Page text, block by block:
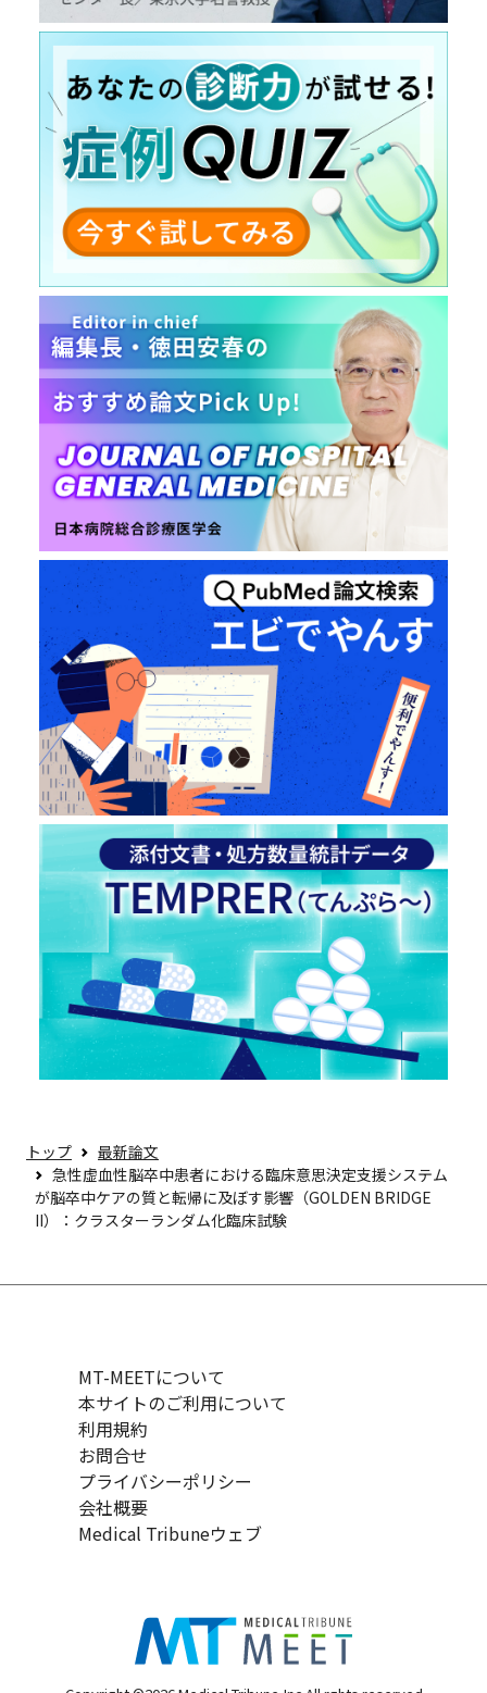
トップ
最新論文
急性虚血性脳卒中患者における臨床意思決定支援システム
が脳卒中ケアの質と転帰に及ぼす影響（GOLDEN BRIDGE
II）：クラスターランダム化臨床試験
MT-MEETについて
本サイトのご利用について
利用規約
お問合せ
プライバシーポリシー
会社概要
Medical Tribuneウェブ